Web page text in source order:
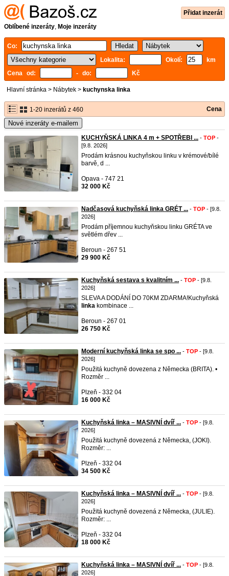
Přidat inzerát
Oblíbené inzeráty, Moje inzeráty
Co:
Lokalita:
Okolí:
km
Cena od:
- do: Kč
Hlavní stránka > Nábytek > kuchynska linka
1-20 inzerátů z 460 Cena
Nové inzeráty e-mailem
KUCHYŇSKÁ LINKA 4 m + SPOTŘEBI ... - TOP -
[9.8. 2026]
Prodám krásnou kuchyňskou linku v krémové/bílé
barvě, d ...
Opava - 747 21
32 000 Kč
Nadčasová kuchyňská linka GRÉT ... - TOP - [9.8.
2026]
Prodám příjemnou kuchyňskou linku GRÉTA ve
světlém dřev ...
Beroun - 267 51
29 900 Kč
Kuchyňská sestava s kvalitním ... - TOP - [9.8.
2026]
SLEVA A DODÁNÍ DO 70KM ZDARMA!Kuchyňská
linka kombinace ...
Beroun - 267 01
26 750 Kč
Moderní kuchyňská linka se spo ... - TOP - [9.8.
2026]
Použitá kuchyně dovezena z Německa (BRITA). •
Rozměr ...
Plzeň - 332 04
16 000 Kč
Kuchyňská linka – MASIVNÍ dvíř ... - TOP - [9.8.
2026]
Použitá kuchyně dovezená z Německa, (JOKI).
Rozměr: ...
Plzeň - 332 04
34 500 Kč
Kuchyňská linka – MASIVNÍ dvíř ... - TOP - [9.8.
2026]
Použitá kuchyně dovezená z Německa, (JULIE).
Rozměr: ...
Plzeň - 332 04
18 000 Kč
Kuchyňská linka – MASIVNÍ dvíř ... - TOP - [9.8.
2026]